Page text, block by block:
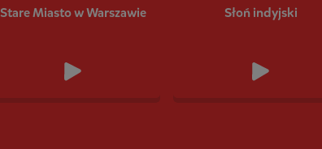
Stare Miasto w Warszawie Słoń indyjski